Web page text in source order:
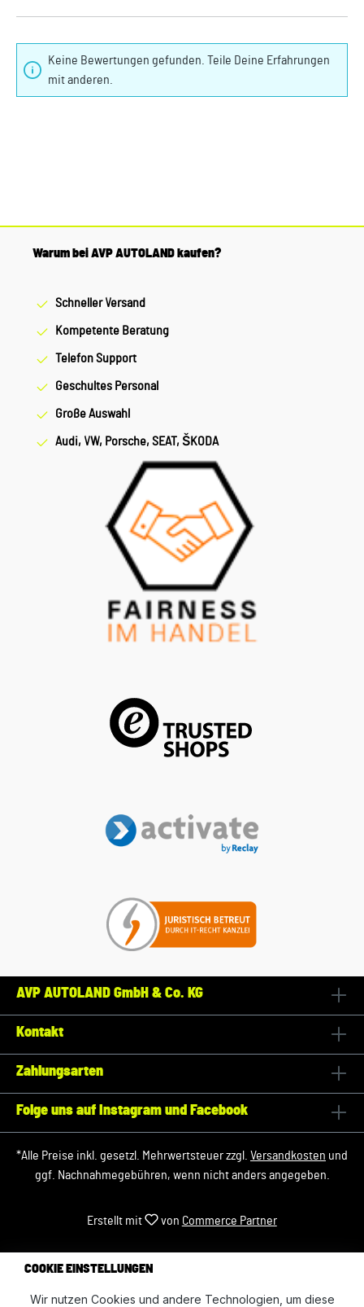
Keine Bewertungen gefunden. Teile Deine Erfahrungen
mit anderen.
Warum bei AVP AUTOLAND kaufen?
Schneller Versand
Kompetente Beratung
Telefon Support
Geschultes Personal
Große Auswahl
Audi, VW, Porsche, SEAT, ŠKODA
AVP AUTOLAND GmbH & Co. KG
Kontakt
Zahlungsarten
Folge uns auf Instagram und Facebook
*Alle Preise inkl. gesetzl. Mehrwertsteuer zzgl. Versandkosten und
ggf. Nachnahmegebühren, wenn nicht anders angegeben.
Erstellt mit von Commerce Partner
COOKIE EINSTELLUNGEN
Wir nutzen Cookies und andere Technologien, um diese